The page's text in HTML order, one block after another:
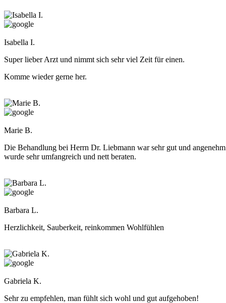
Isabella I.
Super lieber Arzt und nimmt sich sehr viel Zeit für einen.
Komme wieder gerne her.
Marie B.
Die Behandlung bei Herrn Dr. Liebmann war sehr gut und
wurde sehr umfangreich und nett beraten.
Barbara L.
Herzlichkeit, Sauberkeit, reinkommen Wohlfühlen
Gabriela K.
Sehr zu empfehlen, man fühlt sich wohl und gut aufgehoben!